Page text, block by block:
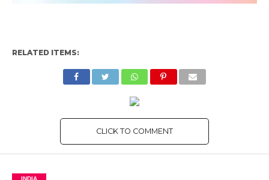
RELATED ITEMS:
CLICK TO COMMENT
INDIA